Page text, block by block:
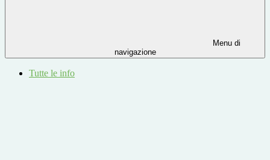
Menu di
navigazione
Tutte le info